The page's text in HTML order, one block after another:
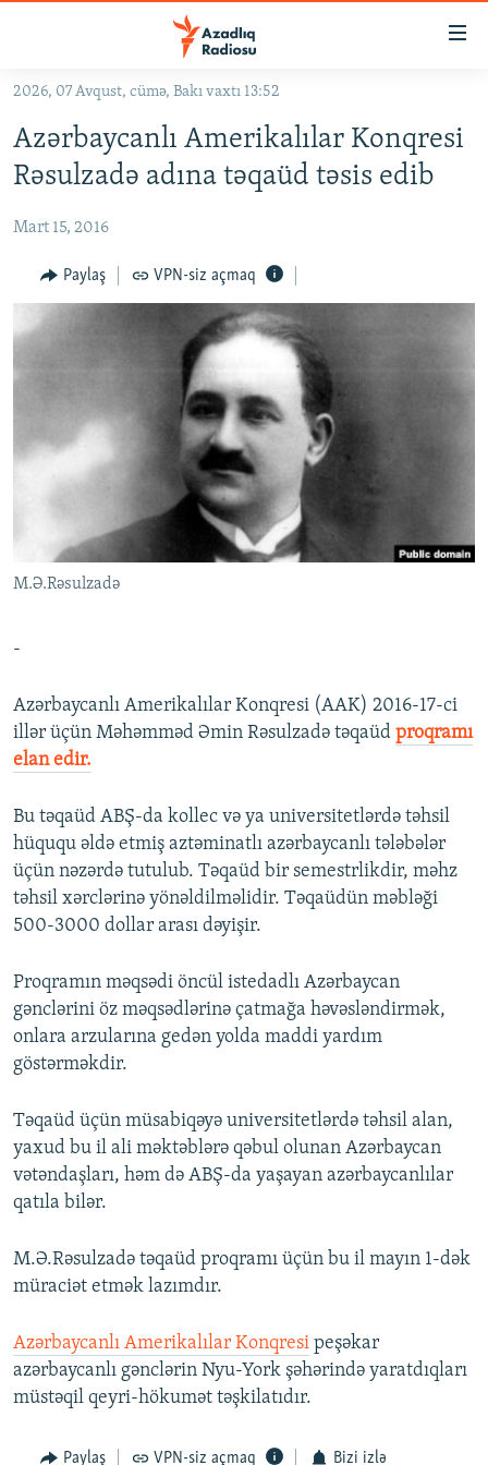
Əsas
qayıt
Əsas
qayıt
#ƏSLINDƏ
FƏRQƏ BAX
FOTOQALEREYA
KARIKATURA
RADIO ARXIV
OXU ZALI
AZƏRBAYCAN ƏDƏBIYYATI KITABXANASI
İSLAM VƏ DEMOKRATIYA
İZ - MƏDƏNIYYƏT PROQRAMI
HAQQIMIZDA
PEŞƏ ETIKASI VƏ JURNALISTIKA STANDARTLARIMIZ
MATERIALLARIMIZDAN ISTIFADƏ
XƏBƏR BÜLLETENLƏRIMIZ
2026, 07 Avqust, cümə, Bakı vaxtı 13:52
Azərbaycanlı Amerikalılar Konqresi
Rəsulzadə adına təqaüd təsis edib
Mart 15, 2016
Paylaş VPN-siz açmaq
M.Ə.Rəsulzadə
-
Azərbaycanlı Amerikalılar Konqresi (AAK) 2016-17-ci
illər üçün Məhəmməd Əmin Rəsulzadə təqaüd proqramı
elan edir.
Bu təqaüd ABŞ-da kollec və ya universitetlərdə təhsil
hüququ əldə etmiş aztəminatlı azərbaycanlı tələbələr
üçün nəzərdə tutulub. Təqaüd bir semestrlikdir, məhz
təhsil xərclərinə yönəldilməlidir. Təqaüdün məbləği
500-3000 dollar arası dəyişir.
Proqramın məqsədi öncül istedadlı Azərbaycan
gənclərini öz məqsədlərinə çatmağa həvəsləndirmək,
onlara arzularına gedən yolda maddi yardım
göstərməkdir.
Təqaüd üçün müsabiqəyə universitetlərdə təhsil alan,
yaxud bu il ali məktəblərə qəbul olunan Azərbaycan
vətəndaşları, həm də ABŞ-da yaşayan azərbaycanlılar
qatıla bilər.
M.Ə.Rəsulzadə təqaüd proqramı üçün bu il mayın 1-dək
müraciət etmək lazımdır.
Azərbaycanlı Amerikalılar Konqresi peşəkar
azərbaycanlı gənclərin Nyu-York şəhərində yaratdıqları
müstəqil qeyri-hökumət təşkilatıdır.
Paylaş VPN-siz açmaq Bizi izlə